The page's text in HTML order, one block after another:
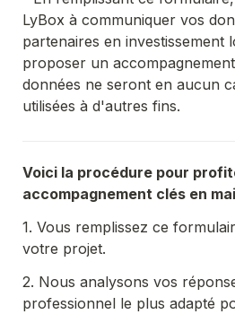
LyBox à communiquer vos
partenaires en investissement
proposer un
données ne seront en aucun
utilisées à d'autres fins.
Voici la procédure pour
accompagnement clés en
1. Vous remplissez ce
votre projet.
2. Nous analysons vos
professionnel le plus adapté